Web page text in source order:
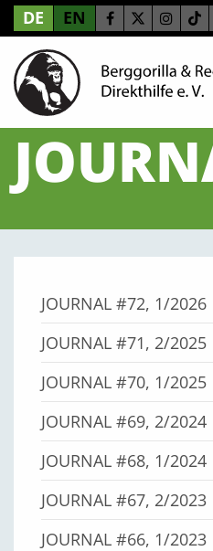
DE EN
JOURNAL #72, 1/2026
JOURNAL #71, 2/2025
JOURNAL #70, 1/2025
JOURNAL #69, 2/2024
JOURNAL #68, 1/2024
JOURNAL #67, 2/2023
JOURNAL #66, 1/2023